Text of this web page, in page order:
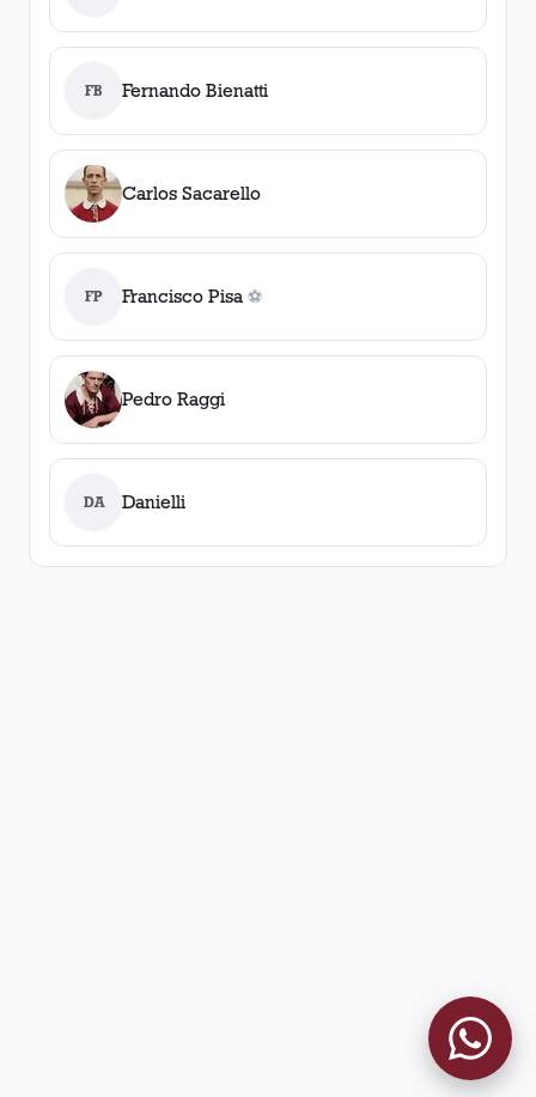
FB Fernando Bienatti
Carlos Sacarello
FP Francisco Pisa ⚽
0gol
Pedro Raggi
DA Danielli